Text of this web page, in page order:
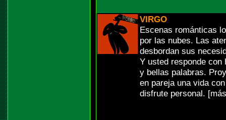
VIRGO
Escenas románticas
por las nubes. Las
desbordan sus
Y usted responde con
y bellas palabras.
en pareja una vida
disfrute personal.